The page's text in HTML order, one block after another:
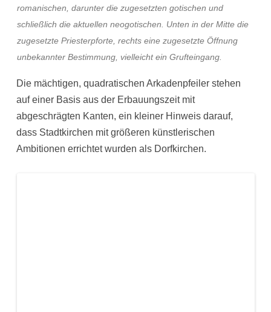
romanischen, darunter die zugesetzten gotischen und
schließlich die aktuellen neogotischen. Unten in der Mitte die
zugesetzte Priesterpforte, rechts eine zugesetzte Öffnung
unbekannter Bestimmung, vielleicht ein Grufteingang.
Die mächtigen, quadratischen Arkadenpfeiler stehen
auf einer Basis aus der Erbauungszeit mit
abgeschrägten Kanten, ein kleiner Hinweis darauf,
dass Stadtkirchen mit größeren künstlerischen
Ambitionen errichtet wurden als Dorfkirchen.